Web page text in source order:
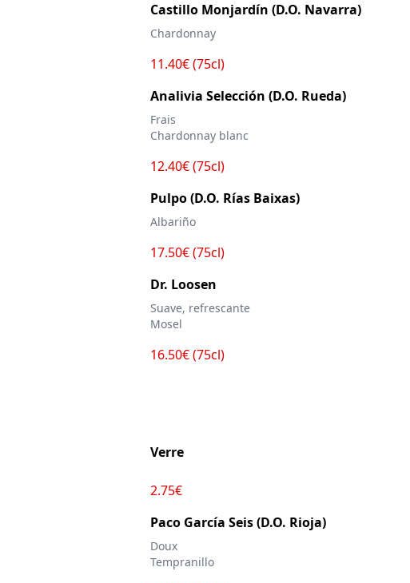
Castillo Monjardín (D.O. Navarra)
Chardonnay
11.40€ (75cl)
Analivia Selección (D.O. Rueda)
Frais
Chardonnay blanc
12.40€ (75cl)
Pulpo (D.O. Rías Baixas)
Albariño
17.50€ (75cl)
Dr. Loosen
Suave, refrescante
Mosel
16.50€ (75cl)
Verre
2.75€
Paco García Seis (D.O. Rioja)
Doux
Tempranillo